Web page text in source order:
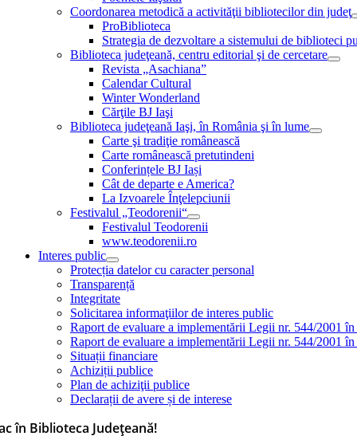
Coordonarea metodică a activităţii bibliotecilor din judeţ
ProBiblioteca
Strategia de dezvoltare a sistemului de biblioteci
Biblioteca judeţeană, centru editorial şi de cercetare
Revista „Asachiana”
Calendar Cultural
Winter Wonderland
Cărţile BJ Iaşi
Biblioteca judeţeană Iaşi, în România şi în lume
Carte şi tradiţie românească
Carte românească pretutindeni
Conferințele BJ Iași
Cât de departe e America?
La Izvoarele Înţelepciunii
Festivalul „Teodorenii“
Festivalul Teodorenii
www.teodorenii.ro
Interes public
Protecția datelor cu caracter personal
Transparență
Integritate
Solicitarea informaţiilor de interes public
Raport de evaluare a implementării Legii nr. 544/2001
Raport de evaluare a implementării Legii nr. 544/2001
Situații financiare
Achiziții publice
Plan de achiziţii publice
Declarații de avere și de interese
în Biblioteca Județeană!